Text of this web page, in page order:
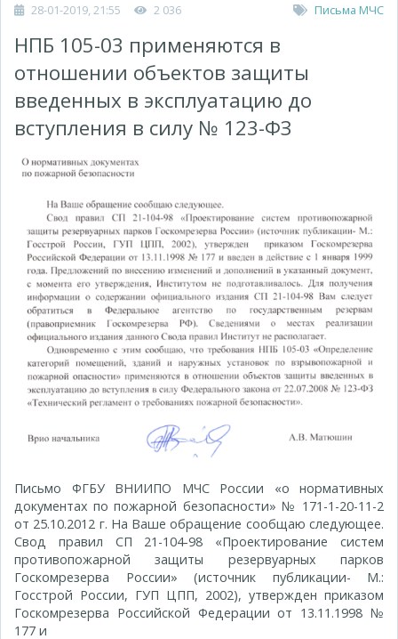
28-01-2019, 21:55 2 036 Письма МЧС
НПБ 105-03 применяются в
отношении объектов защиты
введенных в эксплуатацию до
вступления в силу № 123-ФЗ
Письмо ФГБУ ВНИИПО МЧС России «о нормативных
документах по пожарной безопасности» № 171-1-20-11-2
от 25.10.2012 г. На Ваше обращение сообщаю следующее.
Свод правил СП 21-104-98 «Проектирование систем
противопожарной защиты резервуарных парков
Госкомрезерва России» (источник публикации- М.:
Госстрой России, ГУП ЦПП, 2002), утвержден приказом
Госкомрезерва Российской Федерации от 13.11.1998 №
177 и